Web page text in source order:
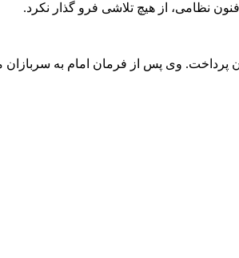
نظامی، از هیچ تلاشی فرو گذار نکرد.
وی پس از فرمان امام به سربازان